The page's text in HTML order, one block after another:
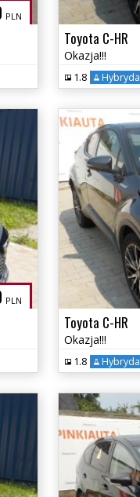
PLN
Toyota C-HR
Okazja!!!
1.8 Hybryda
PLN
Toyota C-HR
Okazja!!!
1.8 Hybryda